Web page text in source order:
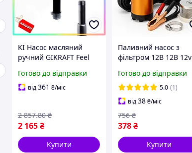
KI Насос масляний
ручний GIKRAFT Feel
перекачування олії з
бочок 60 200 220 літрів
Готово до відправки
від361 ₴/міс
2 165₴
2 857.80 ₴
Купити
Паливний насос з
фільтром 12В 12В 12v
для перекачування
палива 12V YX-33
Готово до відправки
5.0 (1)
від38₴/міс
378₴
756 ₴
Купити